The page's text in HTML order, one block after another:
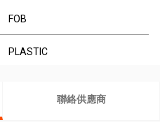
FOB
PLASTIC
聯絡供應商